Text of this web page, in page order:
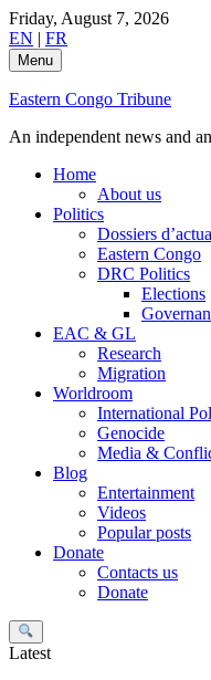
Skip
to
content
Friday, August 7, 2026
EN | FR
Menu
Eastern Congo Tribune
An independent news and
Home
About us
Politics
Dossiers
Eastern Congo
DRC Politics
Elections
EAC & GL
Research
Migration
Worldroom
International
Genocide
Media &
Blog
Entertainment
Videos
Popular posts
Donate
Contacts us
Donate
Search
Latest